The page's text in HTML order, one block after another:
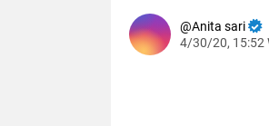
Anita sari
4/30/20, 15:52